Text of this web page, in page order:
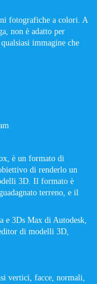
fotografiche a colori. A
non è adatto per
immagine che
è un formato di
di renderlo un
3D. Il formato è
terreno, e il
e 3Ds Max di Autodesk,
di modelli 3D,
vertici, facce, normali,